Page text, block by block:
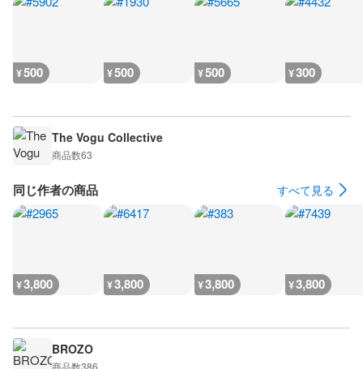
¥500 ¥500 ¥500 ¥300
The Vogu Collective
商品数63
同じ作者の商品 すべて見る
¥3,800 ¥3,800 ¥3,800 ¥3,800
BROZO
商品数386